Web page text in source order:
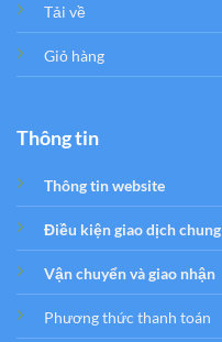
Tải về
Giỏ hàng
Thông tin
Thông tin website
Điều kiện giao dịch chung
Vận chuyển và giao nhận
Phương thức thanh toán